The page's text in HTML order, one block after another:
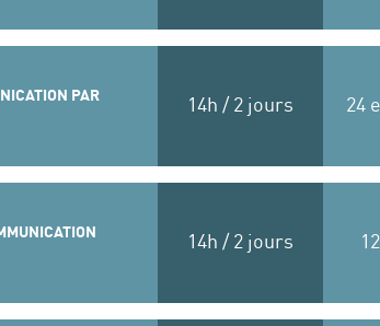
PAR
14h / 2 jours 24
14h / 2 jours